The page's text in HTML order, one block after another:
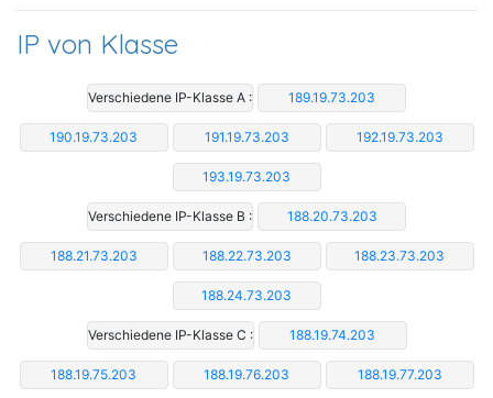
IP von Klasse
Verschiedene IP-Klasse A : 189.19.73.203
190.19.73.203 191.19.73.203 192.19.73.203
193.19.73.203
Verschiedene IP-Klasse B : 188.20.73.203
188.21.73.203 188.22.73.203 188.23.73.203
188.24.73.203
Verschiedene IP-Klasse C : 188.19.74.203
188.19.75.203 188.19.76.203 188.19.77.203